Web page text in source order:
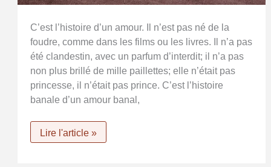
C’est l’histoire d’un amour. Il n’est pas né de la
foudre, comme dans les films ou les livres. Il n’a pas
été clandestin, avec un parfum d’interdit; il n’a pas
non plus brillé de mille paillettes; elle n’était pas
princesse, il n’était pas prince. C’est l’histoire
banale d’un amour banal,
Saint
Valentin
Lire l'article »